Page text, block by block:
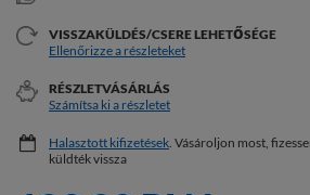
VISSZAKÜLDÉS/CSERE LEHETŐSÉGE
Ellenőrizze a részleteket
RÉSZLETVÁSÁRLÁS
Számítsa ki a részletet
Halasztott kifizetések. Vásároljon most,
küldték vissza